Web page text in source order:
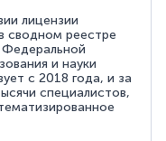
лицензии
сводном реестре
и науки
с 2018 года, и за
специалистов,